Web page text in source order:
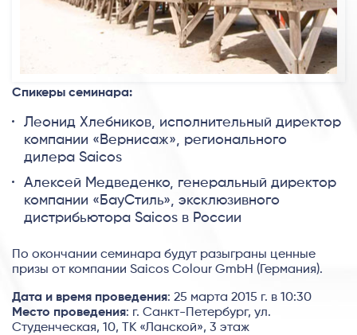
Спикеры семинара:
Леонид Хлебников, исполнительный директор
компании «Вернисаж», регионального
дилера Saicos
Алексей Медведенко, генеральный директор
компании «БауСтиль», эксклюзивного
дистрибьютора Saicos в России
По окончании семинара будут разыграны ценные
призы от компании Saicos Colour GmbH (Германия).
Дата и время проведения: 25 марта 2015 г. в 10:30
Место проведения: г. Санкт-Петербург, ул.
Студенческая, 10, ТК «Ланской», 3 этаж